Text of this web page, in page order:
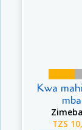
Kwa
TZS